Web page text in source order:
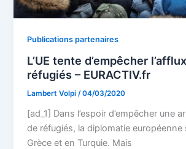
Publications partenaires
L’UE tente d’empêcher
réfugiés – EURACTIV.fr
Lambert Volpi /04/03/2020
[ad_1] Dans l’espoir d’empêcher une
de réfugiés, la diplomatie européenne
Grèce et en Turquie. Mais